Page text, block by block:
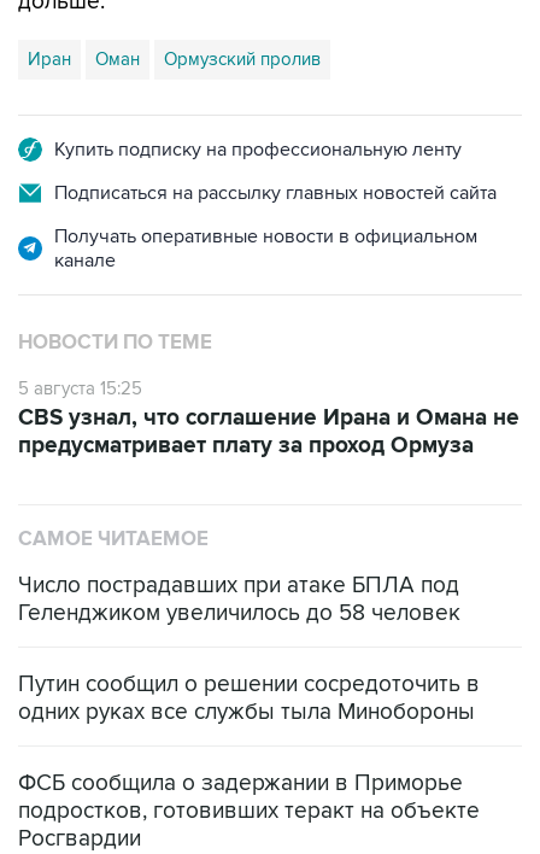
Иран Оман Ормузский пролив
Купить подписку на профессиональную ленту
Подписаться на рассылку главных новостей сайта
Получать оперативные новости в официальном
канале
НОВОСТИ ПО ТЕМЕ
5 августа 15:25
CBS узнал, что соглашение Ирана и Омана не
предусматривает плату за проход Ормуза
САМОЕ ЧИТАЕМОЕ
Число пострадавших при атаке БПЛА под
Геленджиком увеличилось до 58 человек
Путин сообщил о решении сосредоточить в
одних руках все службы тыла Минобороны
ФСБ сообщила о задержании в Приморье
подростков, готовивших теракт на объекте
Росгвардии